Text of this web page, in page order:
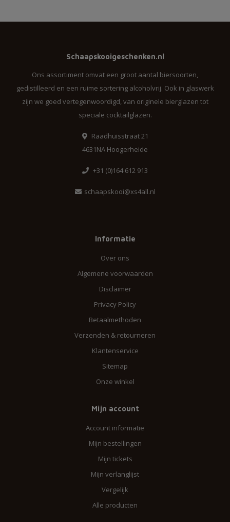
Schaapskooigeschenken.nl
Ons assortiment omvat een groot aantal biersoorten,
gedistilleerd en een ruime sortering alcoholvrij. Ook in glaswerk
zijn we goed vertegenwoordigd, van originele bierglazen tot
speciale cocktailglazen.
Raadhuisstraat 21
4631NA Hoogerheide
+31 (0)164 612 913
schaapskooi@xs4all.nl
Informatie
Over ons
Algemene voorwaarden
Disclaimer
Privacy Policy
Betaalmethoden
Verzenden & retourneren
Klantenservice
Sitemap
Onze winkel
Mijn account
Account informatie
Mijn bestellingen
Mijn tickets
Mijn verlanglijst
Vergelijk
Alle producten